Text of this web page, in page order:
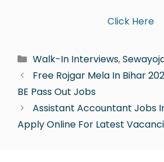
Click Here
Walk-In Interviews,
Free Rojgar Mela In Bihar
BE Pass Out Jobs
Assistant Accountant Jobs
Apply Online For Latest